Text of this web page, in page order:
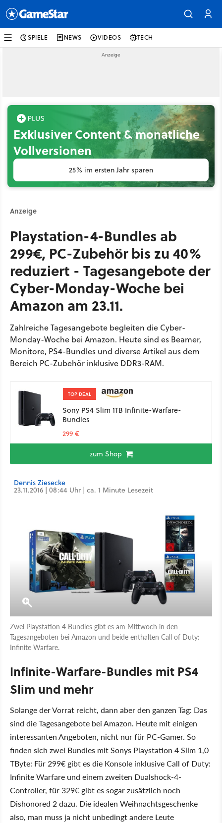
SPIELE NEWS VIDEOS TECH
Exklusiver Content & monatliche
Vollversionen
25% im ersten Jahr sparen
Anzeige
Playstation-4-Bundles ab
299€, PC-Zubehör bis zu 40%
reduziert - Tagesangebote der
Cyber-Monday-Woche bei
Amazon am 23.11.
Zahlreiche Tagesangebote begleiten die Cyber-
Monday-Woche bei Amazon. Heute sind es Beamer,
Monitore, PS4-Bundles und diverse Artikel aus dem
Bereich PC-Zubehör inklusive DDR3-RAM.
TOP DEAL
Sony PS4 Slim 1TB Infinite-Warfare-
Bundles
299 €
zum Shop
Dennis Ziesecke
23.11.2016 | 08:44 Uhr | ca. 1 Minute Lesezeit
Zwei Playstation 4 Bundles gibt es am Mittwoch in den
Tagesangeboten bei Amazon und beide enthalten Call of Duty:
Infinite Warfare.
Infinite-Warfare-Bundles mit PS4
Slim und mehr
Solange der Vorrat reicht, dann aber den ganzen Tag: Das
sind die Tagesangebote bei Amazon. Heute mit einigen
interessanten Angeboten, nicht nur für PC-Gamer. So
finden sich zwei Bundles mit Sonys Playstation 4 Slim 1,0
TByte: Für 299€ gibt es die Konsole inklusive Call of Duty:
Infinite Warfare und einem zweiten Dualshock-4-
Controller, für 329€ gibt es sogar zusätzlich noch
Dishonored 2 dazu. Die idealen Weihnachtsgeschenke
also, man muss ja nicht unbedingt andere Leute